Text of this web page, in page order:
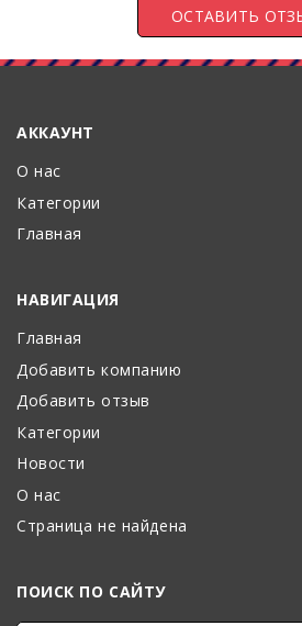
АККАУНТ
О нас
Категории
Главная
НАВИГАЦИЯ
Главная
Добавить компанию
Добавить отзыв
Категории
Новости
О нас
Страница не найдена
ПОИСК ПО САЙТУ